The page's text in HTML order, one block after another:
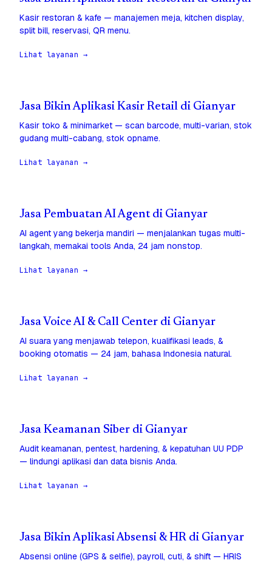
Kasir restoran & kafe — manajemen meja, kitchen display,
split bill, reservasi, QR menu.
Lihat layanan →
Jasa Bikin Aplikasi Kasir Retail di Gianyar
Kasir toko & minimarket — scan barcode, multi-varian, stok
gudang multi-cabang, stok opname.
Lihat layanan →
Jasa Pembuatan AI Agent di Gianyar
AI agent yang bekerja mandiri — menjalankan tugas multi-
langkah, memakai tools Anda, 24 jam nonstop.
Lihat layanan →
Jasa Voice AI & Call Center di Gianyar
AI suara yang menjawab telepon, kualifikasi leads, &
booking otomatis — 24 jam, bahasa Indonesia natural.
Lihat layanan →
Jasa Keamanan Siber di Gianyar
Audit keamanan, pentest, hardening, & kepatuhan UU PDP
— lindungi aplikasi dan data bisnis Anda.
Lihat layanan →
Jasa Bikin Aplikasi Absensi & HR di Gianyar
Absensi online (GPS & selfie), payroll, cuti, & shift — HRIS